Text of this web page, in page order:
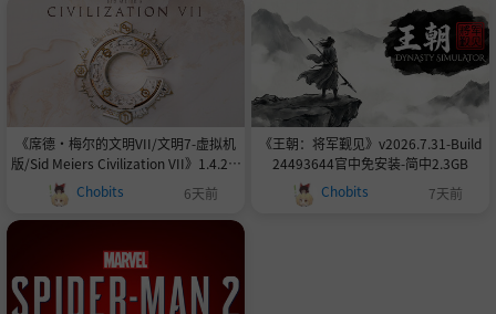
《席德·梅尔的文明VII/文明7-虚拟机
版/Sid Meiers Civilization VII》1.4.2-B
uild 24410208官中免安装-简中19.6GB
Chobits 6天前
《王朝：将军觐见》v2026.7.31-Build
24493644官中免安装-简中2.3GB
Chobits
7天前